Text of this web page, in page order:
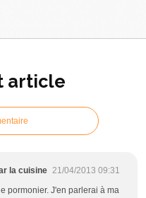
article
la cuisine 21/04/2013 09:31
pormonier. J'en parlerai à ma